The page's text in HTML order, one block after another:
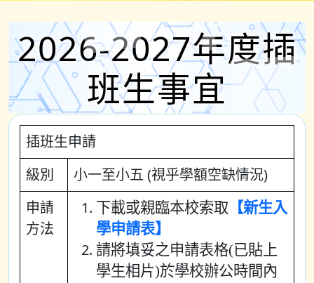
2026-2027年度插
班生事宜
插班生申請
級別
小一至小五 (視乎學額空缺情況)
申請
方法
下載或親臨本校索取 【新生入
學申請表】
請將填妥之申請表格(已貼上
學生相片)於學校辦公時間內